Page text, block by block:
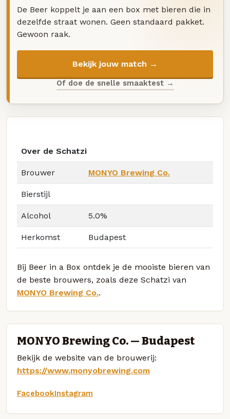
De Beer koppelt je aan een box met bieren die in
dezelfde straat wonen. Geen standaard pakket.
Gewoon raak.
Bekijk jouw match →
Of doe de snelle smaaktest →
Over de Schatzi
Brouwer MONYO Brewing Co.
Bierstijl
Alcohol 5.0%
Herkomst Budapest
Bij Beer in a Box ontdek je de mooiste bieren van
de beste brouwers, zoals deze Schatzi van
MONYO Brewing Co..
MONYO Brewing Co. — Budapest
Bekijk de website van de brouwerij:
https://www.monyobrewing.com
FacebookInstagram